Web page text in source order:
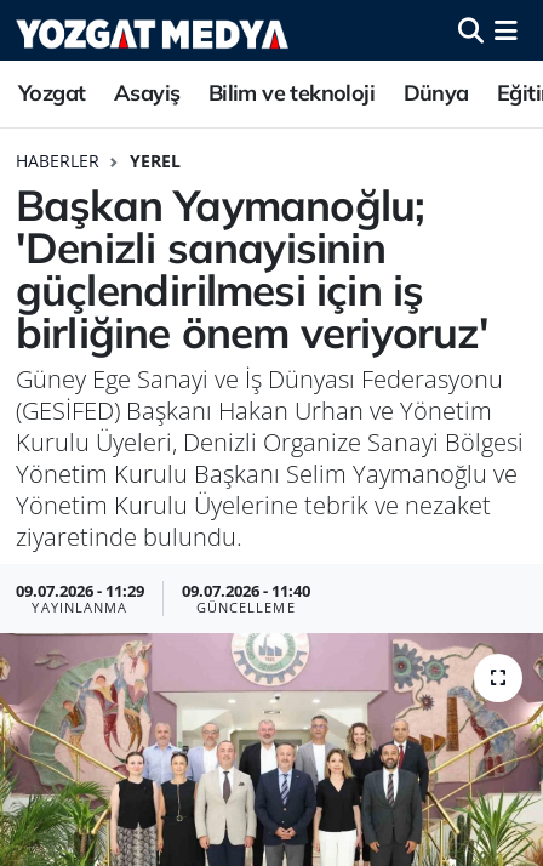
Yozgat Asayiş Bilim ve teknoloji Dünya
HABERLER YEREL
Başkan Yaymanoğlu;
'Denizli sanayisinin
güçlendirilmesi için iş
birliğine önem veriyoruz'
Güney Ege Sanayi ve İş Dünyası Federasyonu
(GESİFED) Başkanı Hakan Urhan ve Yönetim
Kurulu Üyeleri, Denizli Organize Sanayi Bölgesi
Yönetim Kurulu Başkanı Selim Yaymanoğlu ve
Yönetim Kurulu Üyelerine tebrik ve nezaket
ziyaretinde bulundu.
09.07.2026 - 11:29
YAYINLANMA
09.07.2026 - 11:40
GÜNCELLEME